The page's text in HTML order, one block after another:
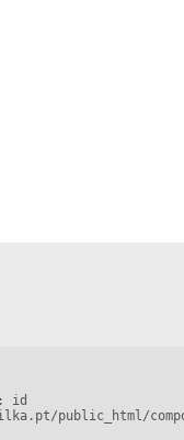
id
public_html/